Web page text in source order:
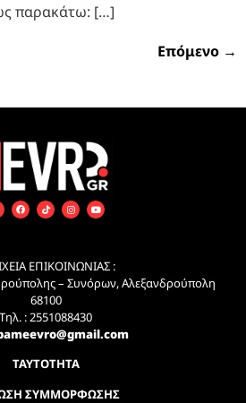
παρακάτω: […]
Επόμενο →
ΕΠΙΚΟΙΝΩΝΙΑΣ :
– Συνόρων, Αλεξανδρούπολη
68100
Τηλ. : 2551088430
ΤΑΥΤΟΤΗΤΑ
ΣΥΜΜΟΡΦΩΣΗΣ